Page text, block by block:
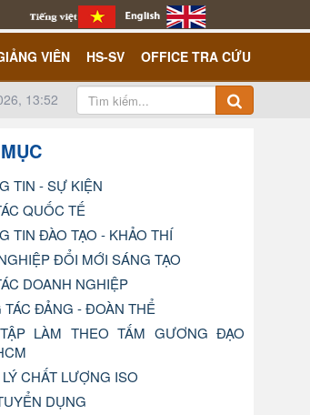
VIÊN HS-SV OFFICE TRA CỨU
13:52
TIN - SỰ KIỆN
QUỐC TẾ
TIN ĐÀO TẠO - KHẢO THÍ
ĐỔI MỚI SÁNG TẠO
DOANH NGHIỆP
TÁC ĐẢNG - ĐOÀN THỂ
LÀM THEO TẤM GƯƠNG ĐẠO
CHẤT LƯỢNG ISO
DỤNG